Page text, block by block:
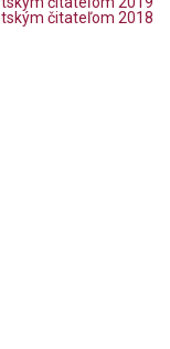
čitateľom 2018